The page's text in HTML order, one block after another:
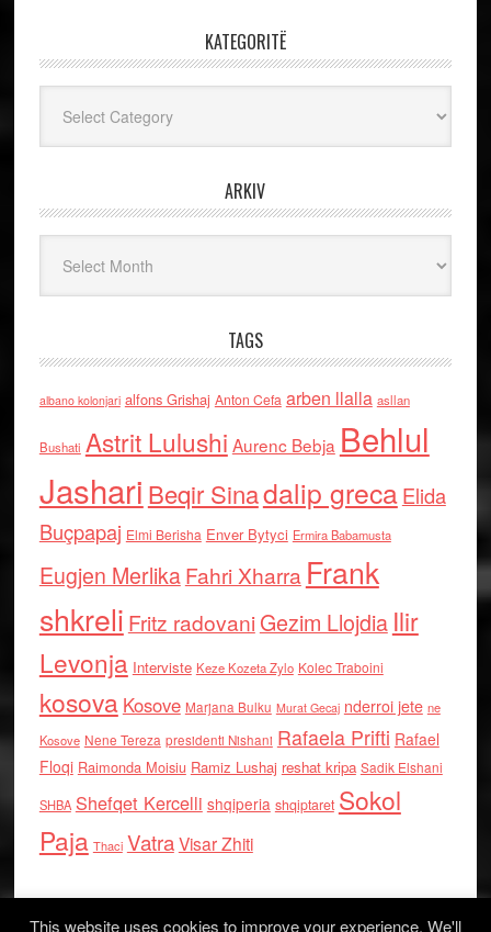
KATEGORITË
ARKIV
TAGS
albano kolonjari alfons Grishaj Anton Cefa arben llalla asllan
Bushati Astrit Lulushi Aurenc Bebja Behlul
Jashari Beqir Sinadalip grecaElida
Buçpapaj Elmi Berisha Enver Bytyci Ermira Babamusta
Eugjen MerlikaFahri Xharra Frank
shkreli Fritz radovaniGezim Llojdia Ilir
Levonja Interviste Keze Kozeta Zylo Kolec Traboini
kosova Kosove Marjana Bulku Murat Gecaj nderroi jete ne
Kosove Nene Tereza presidenti Nishani Rafaela Prifti Rafael
Floqi Raimonda Moisiu Ramiz Lushaj reshat kripa Sadik Elshani
SHBA Shefqet Kercelli shqiperia shqiptaret Sokol
Paja Thaci VatraVisar Zhiti
This website uses cookies to improve your experience. We'll